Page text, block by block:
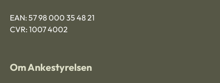
EAN: 57 98 000 35 48 21
CVR: 1007 4002
Om Ankestyrelsen